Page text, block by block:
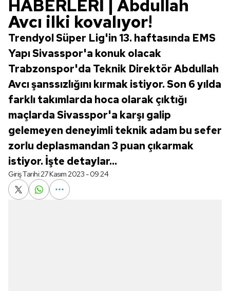
HABERLERİ | Abdullah
Avcı ilki kovalıyor!
Trendyol Süper Lig'in 13. haftasında EMS
Yapı Sivasspor'a konuk olacak
Trabzonspor'da Teknik Direktör Abdullah
Avcı şanssızlığını kırmak istiyor. Son 6 yılda
farklı takımlarda hoca olarak çıktığı
maçlarda Sivasspor'a karşı galip
gelemeyen deneyimli teknik adam bu sefer
zorlu deplasmandan 3 puan çıkarmak
istiyor. İşte detaylar...
Giriş Tarihi:27 Kasım 2023 - 09:24